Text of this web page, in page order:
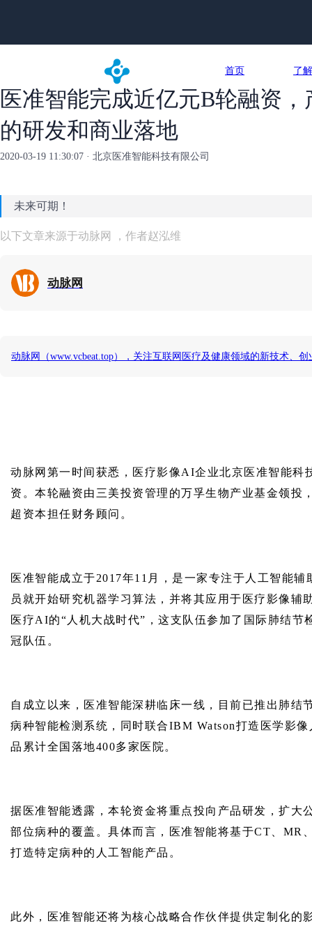
首页 了
医准智能完成近亿元B轮融资
的研发和商业落地
2020-03-19 11:30:07 · 北京医准智能科技有限公司
未来可期！
以下文章来源于动脉网 ，作者赵泓维
动脉网
动脉网（www.vcbeat.top），关注互联网医疗及健康领域的新技术、
动脉网第一时间获悉，医疗影像AI企业北京医准智能
资。本轮融资由三美投资管理的万孚生物产业基金领投
超资本担任财务顾问。
医准智能成立于2017年11月，是一家专注于人工智能
员就开始研究机器学习算法，并将其应用于医疗影像
医疗AI的“人机大战时代”，这支队伍参加了国际肺结
冠队伍。
自成立以来，医准智能深耕临床一线，目前已推出肺结
病种智能检测系统，同时联合IBM Watson打造医学影
品累计全国落地400多家医院。
据医准智能透露，本轮资金将重点投向产品研发，扩
部位病种的覆盖。具体而言，医准智能将基于CT、MR
打造特定病种的人工智能产品。
此外，医准智能还将为核心战略合作伙伴提供定制化